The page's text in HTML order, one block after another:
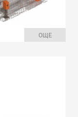
ОЩЕ